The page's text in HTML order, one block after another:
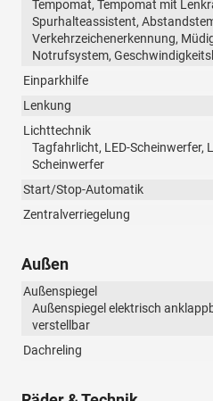
Tempomat, Tempomat mit
Spurhalteassistent,
Verkehrzeichenerkennung,
Notrufsystem,
Einparkhilfe
Lenkung
Lichttechnik
Tagfahrlicht, LED-Scheinwerfer,
Scheinwerfer
Start/Stop-Automatik
Zentralverriegelung
Außen
Außenspiegel
Außenspiegel elektrisch
verstellbar
Dachreling